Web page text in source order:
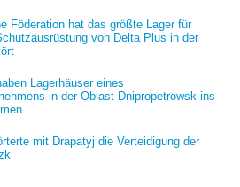
Föderation hat das größte Lager für
von Delta Plus in der
Lagerhäuser eines
in der Oblast Dnipropetrowsk ins
mit Drapatyj die Verteidigung der